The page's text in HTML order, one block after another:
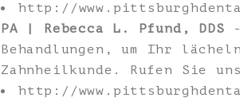
http://
PA | Rebecca L. Pfund, DDS
Behandlungen, um Ihr
Zahnheilkunde. Rufen Sie
http://